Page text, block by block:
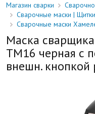
Магазин сварки
Сварочные маски |
Сварочные маски
Маска
TM16 черная с
внешн. кнопкой